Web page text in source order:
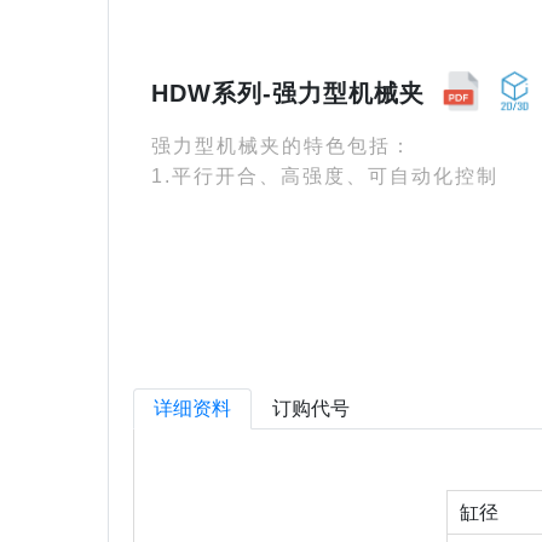
HDW系列-强力型机械夹
强力型机械夹的特色包括：
1.平行开合、高强度、可自动化控制
详细资料 订购代号
缸径